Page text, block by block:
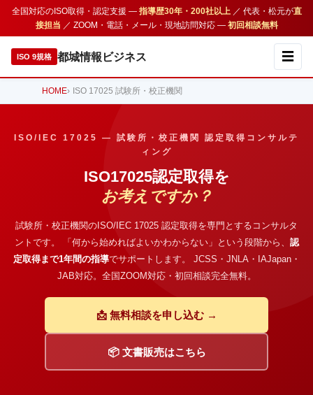
全国対応のISO取得・認定支援 — 指導歴30年・200社以上／ 代表・松元が直
接担当 ／ ZOOM・電話・メール・現地訪問対応 — 初回相談無料
ISO 9規格 都城情報ビジネス ☰
HOME ISO 17025 試験所・校正機関
ISO/IEC 17025 ― 試験所・校正機関 認定取得コンサルテ
ィング
ISO17025認定取得を
お考えですか？
試験所・校正機関のISO/IEC 17025 認定取得を専門とするコンサルタ
ントです。
「何から始めればよいかわからない」という段階から、 認
定取得まで1年間の指導でサポートします。
JCSS・JNLA・IAJapan・
JAB対応。全国ZOOM対応・初回相談完全無料。
📩 無料相談を申し込む →
📦 文書販売はこちら